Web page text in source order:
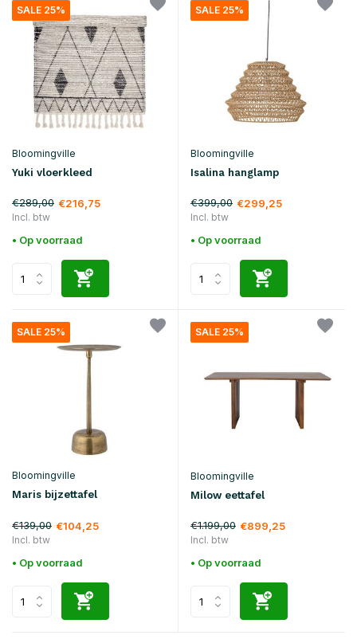
SALE 25%
Bloomingville
Yuki vloerkleed
€289,00 €216,75
Incl. btw
• Op voorraad
SALE 25%
Bloomingville
Isalina hanglamp
€399,00 €299,25
Incl. btw
• Op voorraad
SALE 25%
Bloomingville
Maris bijzettafel
€139,00 €104,25
Incl. btw
• Op voorraad
SALE 25%
Bloomingville
Milow eettafel
€1.199,00 €899,25
Incl. btw
• Op voorraad